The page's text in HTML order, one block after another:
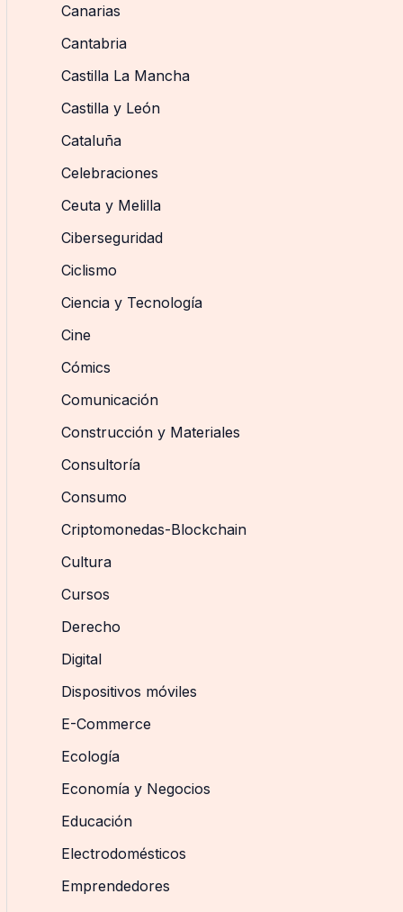
Canarias
Cantabria
Castilla La Mancha
Castilla y León
Cataluña
Celebraciones
Ceuta y Melilla
Ciberseguridad
Ciclismo
Ciencia y Tecnología
Cine
Cómics
Comunicación
Construcción y Materiales
Consultoría
Consumo
Criptomonedas-Blockchain
Cultura
Cursos
Derecho
Digital
Dispositivos móviles
E-Commerce
Ecología
Economía y Negocios
Educación
Electrodomésticos
Emprendedores